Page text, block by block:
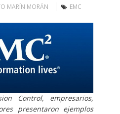
MARÍN MORÁN EMC
Control, empresarios,
presentaron ejemplos